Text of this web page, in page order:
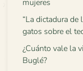
mujeres
“La dictadura de
gatos sobre el
¿Cuánto vale la
Buglé?